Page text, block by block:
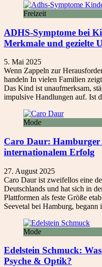
Freizeit
ADHS-Symptome bei
Merkmale und gezielte
5. Mai 2025
Wenn Zappeln zur
handeln In vielen Familien
Das Kind ist unaufmerksam,
impulsive Handlungen auf. Ist
Mode
Caro Daur:
internationalem Erfolg
27. August 2025
Caro Daur ist zweifellos eine
Deutschlands und hat sich in
Plattformen als feste Größe
Seevetal bei Hamburg, begann
Mode
Edelstein Schmuck:
Psyche & Optik?